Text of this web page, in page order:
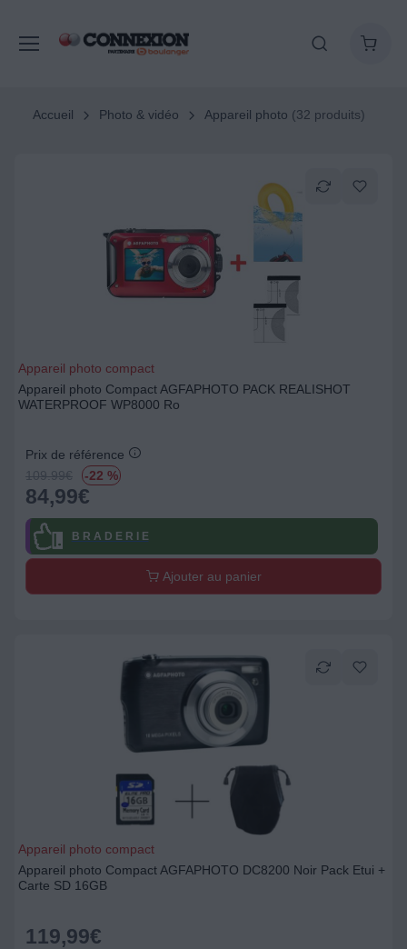
Accueil Photo & vidéo Appareil photo (32 produits)
Appareil photo compact
Appareil photo Compact AGFAPHOTO PACK REALISHOT
WATERPROOF WP8000 Ro
Prix de référence
109.99€ -22 %
84,99€
B R A D E R I E
Ajouter au panier
Appareil photo compact
Appareil photo Compact AGFAPHOTO DC8200 Noir Pack Etui +
Carte SD 16GB
119,99€